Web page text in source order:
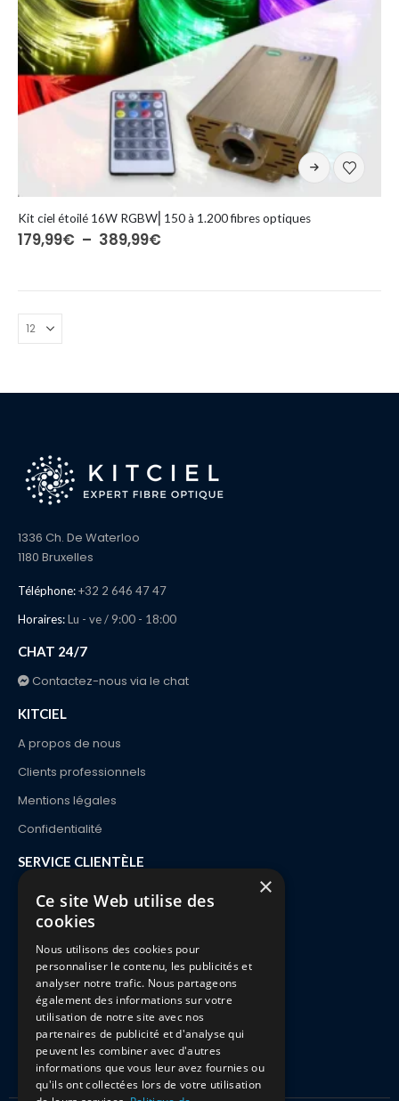
Ce
produit
a
plusieurs
page
Kit ciel étoilé 16W RGBW⎜150 à 1.200 fibres optiques
179,99€ – 389,99€
à
1336 Ch. De Waterloo
1180 Bruxelles
Téléphone:+32 2 646 47 47
Horaires:Lu - ve / 9:00 - 18:00
CHAT 24/7
Contactez-nous via le chat
KITCIEL
A propos de nous
Clients professionnels
Mentions légales
Confidentialité
SERVICE CLIENTÈLE
Commande et Livraison
Paiements
Retours & Echanges
FAQ
×
Ce site Web utilise des
cookies
Nous utilisons des cookies pour
personnaliser le contenu, les publicités et
analyser notre trafic. Nous partageons
également des informations sur votre
utilisation de notre site avec nos
partenaires de publicité et d'analyse qui
peuvent les combiner avec d'autres
informations que vous leur avez fournies ou
qu'ils ont collectées lors de votre utilisation